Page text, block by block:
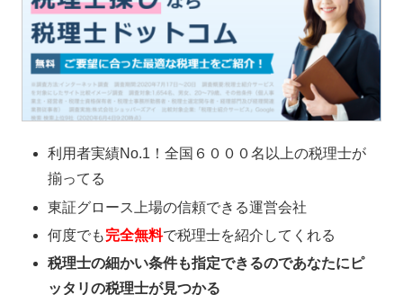
利用者実績No.1！全国６０００名以上の税理士が
揃ってる
東証グロース上場の信頼できる運営会社
何度でも完全無料で税理士を紹介してくれる
税理士の細かい条件も指定できるのであなたにピ
ッタリの税理士が見つかる